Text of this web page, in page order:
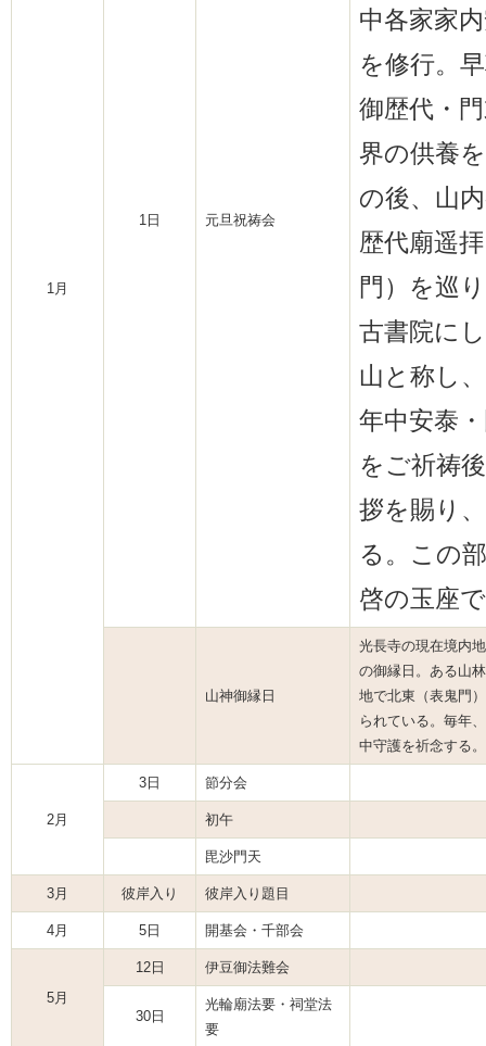
1月
1日 元旦祝祷会
中各家家
を修行。
御歴代・
界の供養
の後、山
歴代廟遥
門）を巡
古書院に
山と称し
年中安泰
をご祈祷
拶を賜り
る。この
啓の玉座
山神御縁日
光長寺の現在境内
の御縁日。ある山
地で北東（表鬼門
られている。毎年
中守護を祈念する。
2月
3日 節分会
初午
毘沙門天
3月 彼岸入り 彼岸入り題目
4月 5日 開基会・千部会
5月
12日 伊豆御法難会
30日
光輪廟法要・祠堂法
要